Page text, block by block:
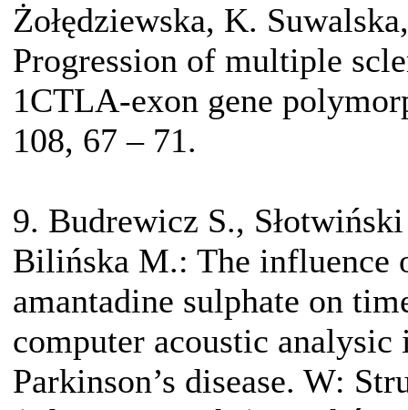
Żołędziewska, K.
Progression of multiple
1CTLA-exon gene
108, 67 – 71.
9. Budrewicz S.,
Bilińska M.: The influence
amantadine sulphate on
computer acoustic
Parkinson’s disease. W: